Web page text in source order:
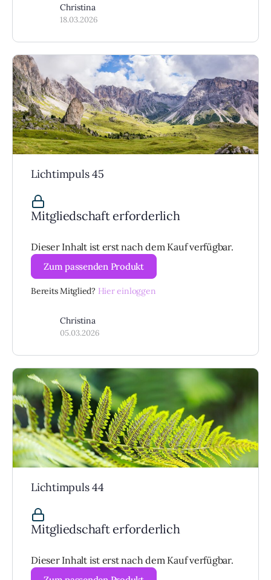
Christina
18.03.2026
Lichtimpuls 45
Mitgliedschaft erforderlich
Dieser Inhalt ist erst nach dem Kauf verfügbar.
Zum passenden Produkt
Bereits Mitglied? Hier einloggen
Christina
05.03.2026
Lichtimpuls 44
Mitgliedschaft erforderlich
Dieser Inhalt ist erst nach dem Kauf verfügbar.